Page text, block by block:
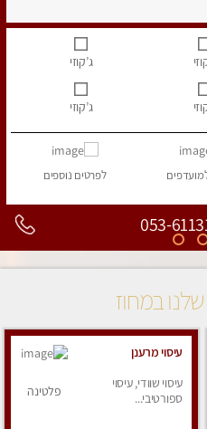
ג’קוזי
ג’קוזי
לפרטים נוספים
במחוז
עיסוי מרענן
עיסוי שוודי, עיסוי
ספורטיבי...
פלטינה